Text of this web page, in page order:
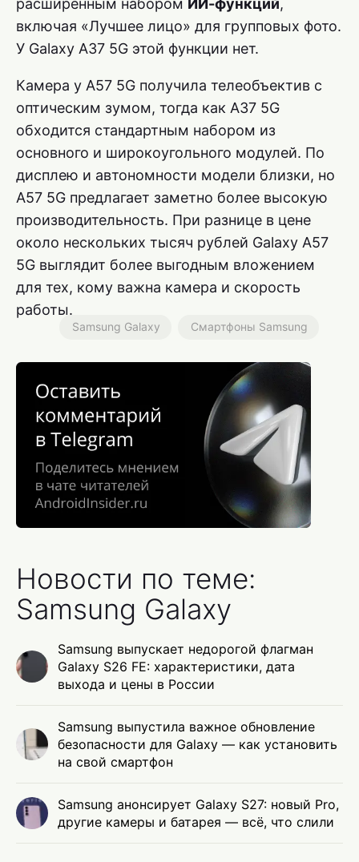
включая «Лучшее лицо» для групповых фото.
У Galaxy A37 5G этой функции нет.
Камера у A57 5G получила телеобъектив с
оптическим зумом, тогда как A37 5G
обходится стандартным набором из
основного и широкоугольного модулей. По
дисплею и автономности модели близки, но
A57 5G предлагает заметно более высокую
производительность. При разнице в цене
около нескольких тысяч рублей Galaxy A57
5G выглядит более выгодным вложением
для тех, кому важна камера и скорость
работы.
Samsung Galaxy Смартфоны Samsung
Новости по теме:
Samsung Galaxy
Samsung выпускает недорогой флагман
Galaxy S26 FE: характеристики, дата
выхода и цены в России
Samsung выпустила важное обновление
безопасности для Galaxy — как установить
на свой смартфон
Samsung анонсирует Galaxy S27: новый Pro,
другие камеры и батарея — всё, что слили